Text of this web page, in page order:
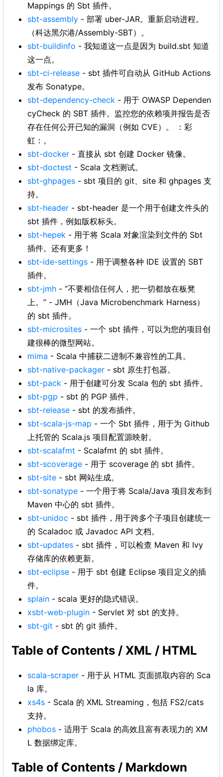
Mappings 的 Sbt 插件。
sbt-assembly - 部署 uber-JAR。重新启动进程。
（科达黑尔港/Assembly-SBT）。
sbt-buildinfo - 我知道这一点是因为 build.sbt 知道
这一点。
sbt-ci-release - sbt 插件可自动从 GitHub Actions
发布 Sonatype。
sbt-dependency-check - 用于 OWASP Dependen
cyCheck 的 SBT 插件。监控您的依赖项并报告是否
存在任何公开已知的漏洞（例如 CVE）。 ：彩
虹：。
sbt-docker - 直接从 sbt 创建 Docker 镜像。
sbt-doctest - Scala 文档测试。
sbt-ghpages - sbt 项目的 git、site 和 ghpages 支
持。
sbt-header - sbt-header 是一个用于创建文件头的
sbt 插件，例如版权标头。
sbt-hepek - 用于将 Scala 对象渲染到文件的 Sbt
插件。还有更多！
sbt-ide-settings - 用于调整各种 IDE 设置的 SBT
插件。
sbt-jmh - “不要相信任何人，把一切都放在板凳
上。” - JMH（Java Microbenchmark Harness）
的 sbt 插件。
sbt-microsites - 一个 sbt 插件，可以为您的项目创
建很棒的微型网站。
mima - Scala 中捕获二进制不兼容性的工具。
sbt-native-packager - sbt 原生打包器。
sbt-pack - 用于创建可分发 Scala 包的 sbt 插件。
sbt-pgp - sbt 的 PGP 插件。
sbt-release - sbt 的发布插件。
sbt-scala-js-map - 一个 Sbt 插件，用于为 Github
上托管的 Scala.js 项目配置源映射。
sbt-scalafmt - Scalafmt 的 sbt 插件。
sbt-scoverage - 用于 scoverage 的 sbt 插件。
sbt-site - sbt 网站生成。
sbt-sonatype - 一个用于将 Scala/Java 项目发布到
Maven 中心的 sbt 插件。
sbt-unidoc - sbt 插件，用于跨多个子项目创建统一
的 Scaladoc 或 Javadoc API 文档。
sbt-updates - sbt 插件，可以检查 Maven 和 Ivy
存储库的依赖更新。
sbt-eclipse - 用于 sbt 创建 Eclipse 项目定义的插
件。
splain - scala 更好的隐式错误。
xsbt-web-plugin - Servlet 对 sbt 的支持。
sbt-git - sbt 的 git 插件。
Table of Contents / XML / HTML
scala-scraper - 用于从 HTML 页面抓取内容的 Sca
la 库。
xs4s - Scala 的 XML Streaming，包括 FS2/cats
支持。
phobos - 适用于 Scala 的高效且富有表现力的 XM
L 数据绑定库。
Table of Contents / Markdown